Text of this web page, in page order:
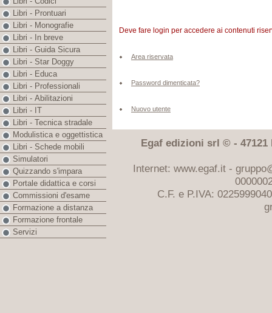
Deve fare login per accedere ai contenuti
Area riservata
Password dimenticata?
Nuovo utente
Egaf edizioni srl © - 47121
Internet: www.egaf.it -
C.F. e P.IVA:
Libri - Prontuari
Libri - Monografie
Libri - In breve
Libri - Guida Sicura
Libri - Star Doggy
Libri - Educa
Libri - Professionali
Libri - Abilitazioni
Libri - IT
Libri - Tecnica stradale
Modulistica e oggettistica
Libri - Schede mobili
Simulatori
Quizzando s'impara
Portale didattica e corsi
Commissioni d'esame
Formazione a distanza
Formazione frontale
Servizi